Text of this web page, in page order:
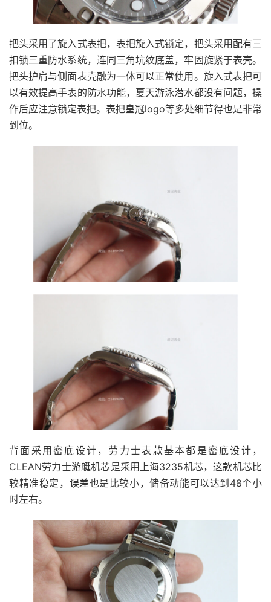
把头采用了旋入式表把，表把旋入式锁定，把头采用配有三
扣锁三重防水系统，连同三角坑纹底盖，牢固旋紧于表壳。
把头护肩与侧面表壳融为一体可以正常使用。旋入式表把可
以有效提高手表的防水功能，夏天游泳潜水都没有问题，操
作后应注意锁定表把。表把皇冠logo等多处细节得也是非常
到位。
背面采用密底设计，劳力士表款基本都是密底设计，
CLEAN劳力士游艇机芯是采用上海3235机芯，这款机芯比
较精准稳定，误差也是比较小，储备动能可以达到48个小
时左右。